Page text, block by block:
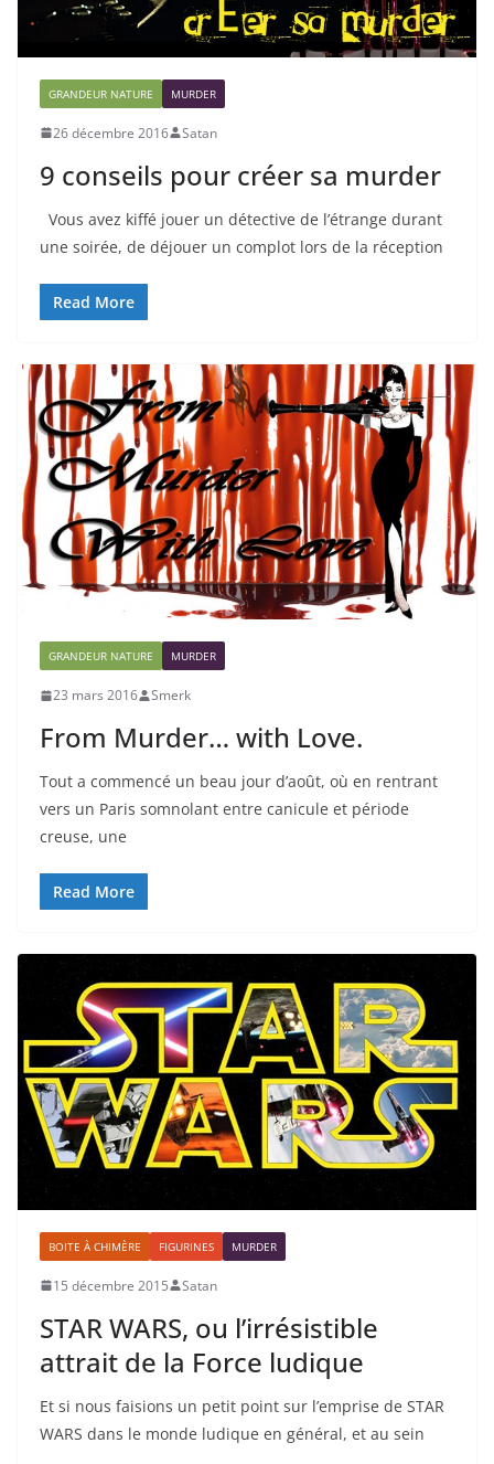
GRANDEUR NATURE MURDER
26 décembre 2016 Satan
9 conseils pour créer sa murder
Vous avez kiffé jouer un détective de l’étrange durant
une soirée, de déjouer un complot lors de la réception
Read More
GRANDEUR NATURE MURDER
23 mars 2016 Smerk
From Murder… with Love.
Tout a commencé un beau jour d’août, où en rentrant
vers un Paris somnolant entre canicule et période
creuse, une
Read More
BOITE À CHIMÈRE FIGURINES MURDER
15 décembre 2015 Satan
STAR WARS, ou l’irrésistible
attrait de la Force ludique
Et si nous faisions un petit point sur l’emprise de STAR
WARS dans le monde ludique en général, et au sein